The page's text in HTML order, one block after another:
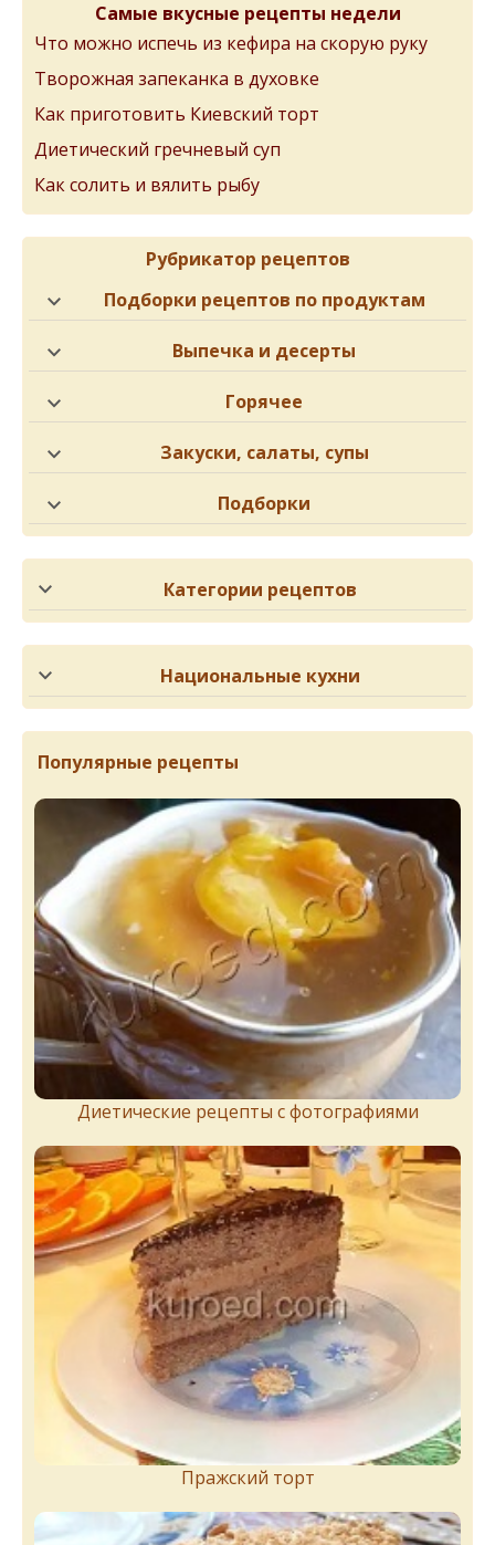
Самые вкусные рецепты недели
Что можно испечь из кефира на скорую руку
Творожная запеканка в духовке
Как приготовить Киевский торт
Диетический гречневый суп
Как солить и вялить рыбу
Рубрикатор рецептов
Подборки рецептов по продуктам
Выпечка и десерты
Горячее
Закуски, салаты, супы
Подборки
Категории рецептов
Национальные кухни
Популярные рецепты
Диетические рецепты с фотографиями
Пражский торт